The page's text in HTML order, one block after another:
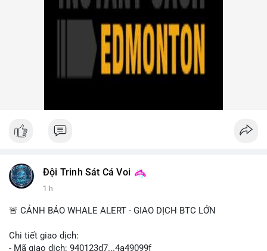
Đội Trinh Sát Cá Voi
1 h
🚨 CẢNH BÁO WHALE ALERT - GIAO DỊCH BTC LỚN
Chi tiết giao dịch:
- Mã giao dịch: 940123d7...4a49099f